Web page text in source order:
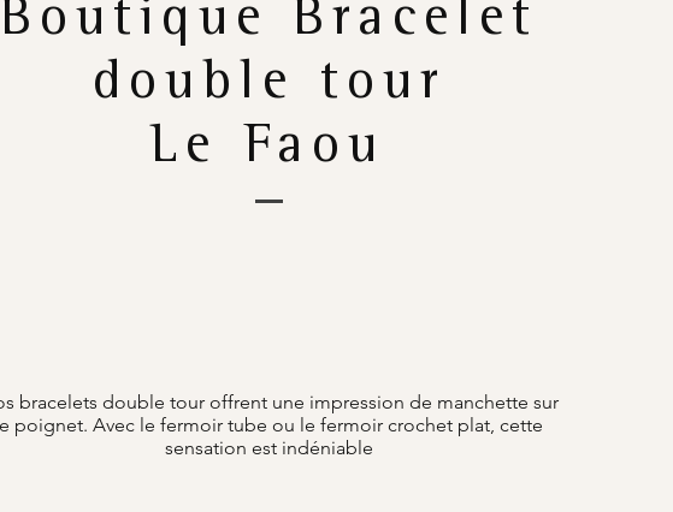
Boutique Bracelet
double tour
Le Faou
bracelets double tour offrent une impression de manchette sur
poignet. Avec le fermoir tube ou le fermoir crochet plat, cette
sensation est indéniable